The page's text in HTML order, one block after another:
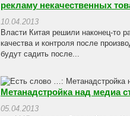
рекламу некачественных
10.04.2013
Власти Китая решили наконец-то
качества и контроля после
будут садить после...
Метанадстройка над медиа
05.04.2013